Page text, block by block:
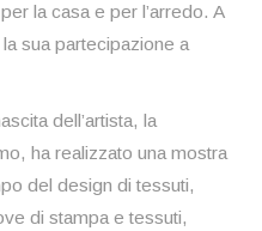
la casa e per l’arredo. A
sua partecipazione a
dell’artista, la
ha realizzato una mostra
del design di tessuti,
di stampa e tessuti,